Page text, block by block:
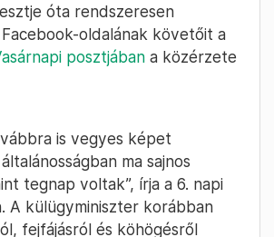
óta rendszeresen
oldalának követőit a
posztjában a közérzete
is vegyes képet
ma sajnos
tegnap voltak”, írja a 6. napi
A külügyminiszter korábban
fejfájásról és köhögésről